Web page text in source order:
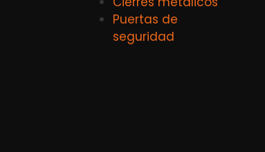
Puertas de
seguridad